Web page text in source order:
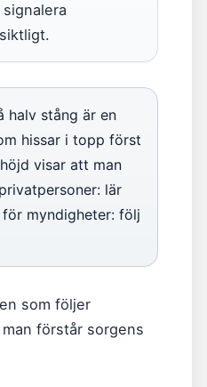
halv stång är en
hissar i topp först
visar att man
lär
myndigheter: följ
som följer
förstår sorgens